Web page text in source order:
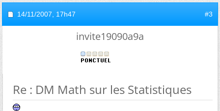
14/11/2007, 17h47 #3
invite19090a9a
Re : DM Math sur les Statistiques